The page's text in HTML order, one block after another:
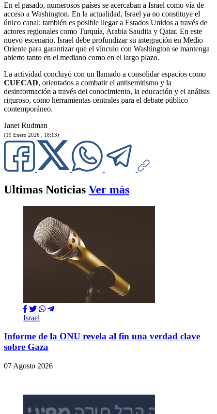
En el pasado, numerosos países se acercaban a Israel como vía de
acceso a Washington. En la actualidad, Israel ya no constituye el
único canal: también es posible llegar a Estados Unidos a través de
actores regionales como Turquía, Arabia Saudita y Qatar. En este
nuevo escenario, Israel debe profundizar su integración en Medio
Oriente para garantizar que el vínculo con Washington se mantenga
abierto tanto en el mediano como en el largo plazo.
La actividad concluyó con un llamado a consolidar espacios como
CUECAD, orientados a combatir el antisemitismo y la
desinformación a través del conocimiento, la educación y el análisis
riguroso, como herramientas centrales para el debate público
contemporáneo.
Janet Rudman
(19 Enero 2026 , 18:13)
Ultimas Noticias Ver más
Israel
Informe de la ONU revela al fin una verdad clave
sobre Gaza
07 Agosto 2026